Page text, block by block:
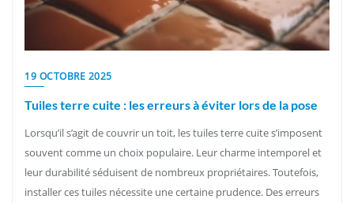
19 OCTOBRE 2025
Tuiles terre cuite : les erreurs à éviter lors de la pose
Lorsqu’il s’agit de couvrir un toit, les tuiles terre cuite s’imposent
souvent comme un choix populaire. Leur charme intemporel et
leur durabilité séduisent de nombreux propriétaires. Toutefois,
installer ces tuiles nécessite une certaine prudence. Des erreurs